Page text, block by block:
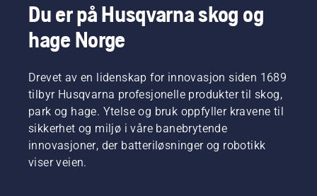
Du er på Husqvarna skog og
hage Norge
Drevet av en lidenskap for innovasjon siden 1689
tilbyr Husqvarna profesjonelle produkter til skog,
park og hage. Ytelse og bruk oppfyller kravene til
sikkerhet og miljø i våre banebrytende
innovasjoner, der batteriløsninger og robotikk
viser veien.